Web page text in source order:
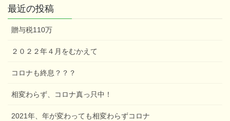
最近の投稿
贈与税110万
２０２２年４月をむかえて
コロナも終息？？？
相変わらず、コロナ真っ只中！
2021年、年が変わっても相変わらずコロナ